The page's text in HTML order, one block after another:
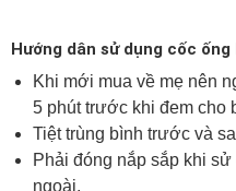
Hướng dân sử dụng cốc ống
Khi mới mua về mẹ nên
5 phút trước khi đem cho
Tiệt trùng bình trước và
Phải đóng nắp sắp khi
ngoài.